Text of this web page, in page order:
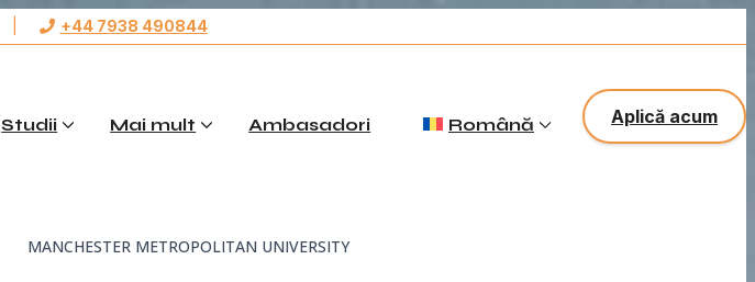
x
+44 7938 490844
Studii Mai mult Ambasadori Română Aplică acum
MANCHESTER METROPOLITAN UNIVERSITY